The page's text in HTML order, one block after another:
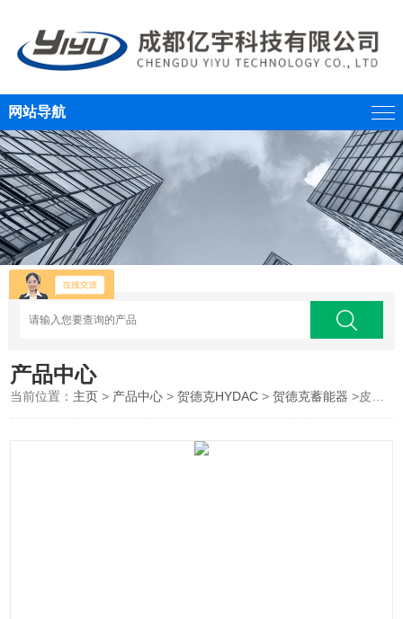
网站导航
产品中心
当前位置： 主页 > 产品中心 >贺德克HYDAC >贺德克蓄能器 >皮囊式贺德克蓄能器SB330系列